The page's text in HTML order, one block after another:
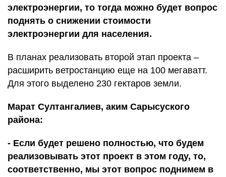
электроэнергии, то тогда можно будет вопрос
поднять о снижении стоимости
электроэнергии для населения.
В планах реализовать второй этап проекта –
расширить ветростанцию еще на 100 мегаватт.
Для этого выделено 230 гектаров земли.
Марат Султангалиев, аким Сарысуского
района:
- Если будет решено полностью, что будем
реализовывать этот проект в этом году, то,
соответственно, мы этот вопрос поднимем в